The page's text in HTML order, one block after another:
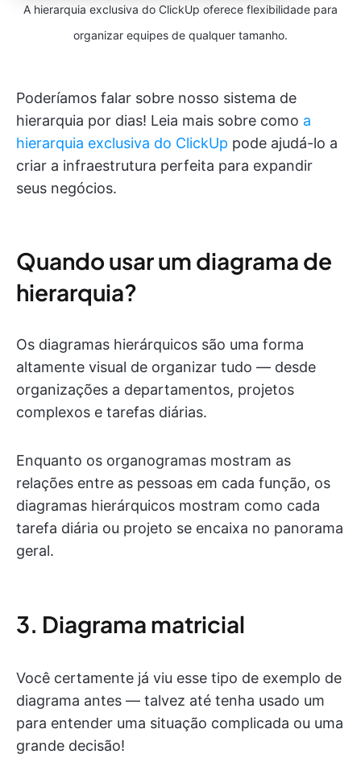
A hierarquia exclusiva do ClickUp oferece flexibilidade para
organizar equipes de qualquer tamanho.
Poderíamos falar sobre nosso sistema de
hierarquia por dias! Leia mais sobre como a
hierarquia exclusiva do ClickUp pode ajudá-lo a
criar a infraestrutura perfeita para expandir
seus negócios.
Quando usar um diagrama de
hierarquia?
Os diagramas hierárquicos são uma forma
altamente visual de organizar tudo — desde
organizações a departamentos, projetos
complexos e tarefas diárias.
Enquanto os organogramas mostram as
relações entre as pessoas em cada função, os
diagramas hierárquicos mostram como cada
tarefa diária ou projeto se encaixa no panorama
geral.
3. Diagrama matricial
Você certamente já viu esse tipo de exemplo de
diagrama antes — talvez até tenha usado um
para entender uma situação complicada ou uma
grande decisão!